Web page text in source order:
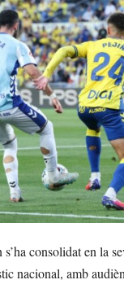
consolidat en la
nacional, amb